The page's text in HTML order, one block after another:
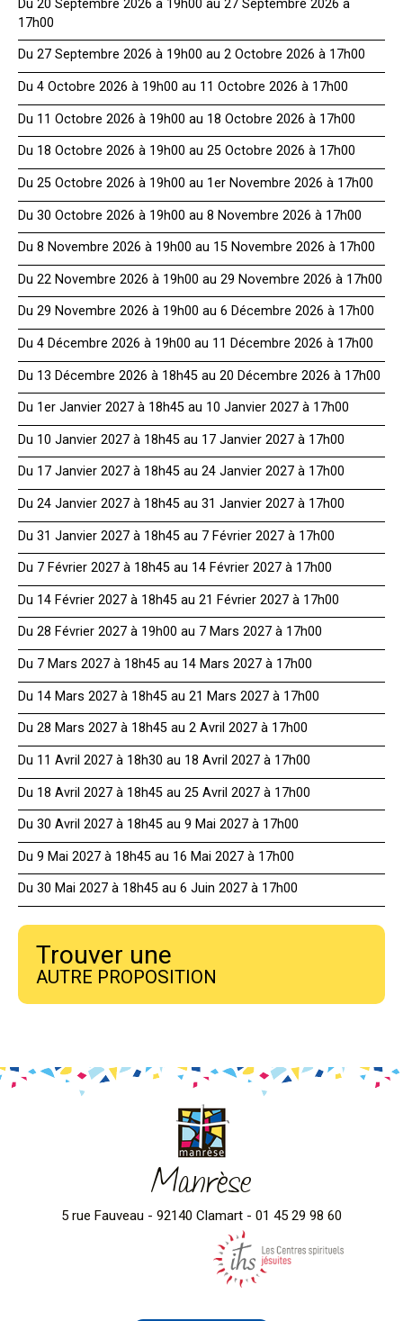
Du 20 Septembre 2026 à 19h00 au 27 Septembre 2026 à
17h00
Du 27 Septembre 2026 à 19h00 au 2 Octobre 2026 à 17h00
Du 4 Octobre 2026 à 19h00 au 11 Octobre 2026 à 17h00
Du 11 Octobre 2026 à 19h00 au 18 Octobre 2026 à 17h00
Du 18 Octobre 2026 à 19h00 au 25 Octobre 2026 à 17h00
Du 25 Octobre 2026 à 19h00 au 1er Novembre 2026 à 17h00
Du 30 Octobre 2026 à 19h00 au 8 Novembre 2026 à 17h00
Du 8 Novembre 2026 à 19h00 au 15 Novembre 2026 à 17h00
Du 22 Novembre 2026 à 19h00 au 29 Novembre 2026 à 17h00
Du 29 Novembre 2026 à 19h00 au 6 Décembre 2026 à 17h00
Du 4 Décembre 2026 à 19h00 au 11 Décembre 2026 à 17h00
Du 13 Décembre 2026 à 18h45 au 20 Décembre 2026 à 17h00
Du 1er Janvier 2027 à 18h45 au 10 Janvier 2027 à 17h00
Du 10 Janvier 2027 à 18h45 au 17 Janvier 2027 à 17h00
Du 17 Janvier 2027 à 18h45 au 24 Janvier 2027 à 17h00
Du 24 Janvier 2027 à 18h45 au 31 Janvier 2027 à 17h00
Du 31 Janvier 2027 à 18h45 au 7 Février 2027 à 17h00
Du 7 Février 2027 à 18h45 au 14 Février 2027 à 17h00
Du 14 Février 2027 à 18h45 au 21 Février 2027 à 17h00
Du 28 Février 2027 à 19h00 au 7 Mars 2027 à 17h00
Du 7 Mars 2027 à 18h45 au 14 Mars 2027 à 17h00
Du 14 Mars 2027 à 18h45 au 21 Mars 2027 à 17h00
Du 28 Mars 2027 à 18h45 au 2 Avril 2027 à 17h00
Du 11 Avril 2027 à 18h30 au 18 Avril 2027 à 17h00
Du 18 Avril 2027 à 18h45 au 25 Avril 2027 à 17h00
Du 30 Avril 2027 à 18h45 au 9 Mai 2027 à 17h00
Du 9 Mai 2027 à 18h45 au 16 Mai 2027 à 17h00
Du 30 Mai 2027 à 18h45 au 6 Juin 2027 à 17h00
Trouver une
AUTRE PROPOSITION
Manrèse
5 rue Fauveau - 92140 Clamart - 01 45 29 98 60